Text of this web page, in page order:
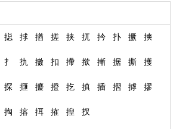
搃 捄 揂 搓 挟 扤 扲 扑 撅 摤
扌 扏 擻 扣 摕 揿 摲 据 撕 擭
探 擓 攗 撜 扢 搷 插 摺 摢 摎
掏 搈 挕 搉 揑 扠